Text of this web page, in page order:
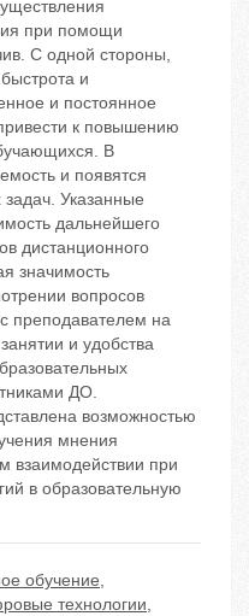
при помощи
С одной стороны,
и
и постоянное
к повышению
В
и появятся
Указанные
дальнейшего
дистанционного
значимость
вопросов
преподавателем на
и удобства
ДО.
возможностью
мнения
взаимодействии при
в образовательную
обучение,
технологии,